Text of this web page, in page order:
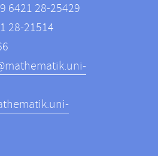
6421 28-25429
28-21514